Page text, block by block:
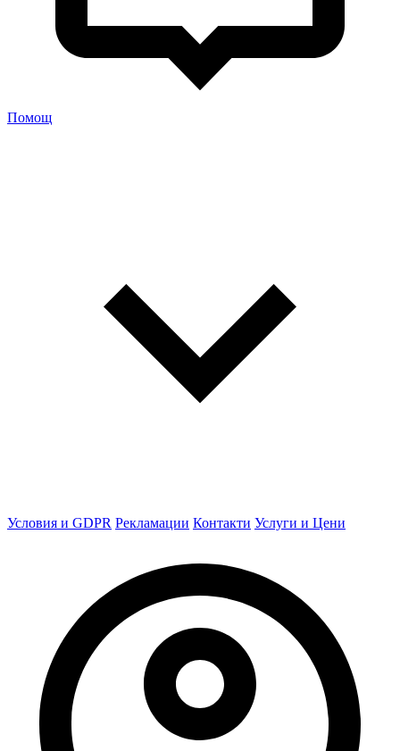
Помощ
Условия и GDPR Рекламации Контакти Услуги и Цени